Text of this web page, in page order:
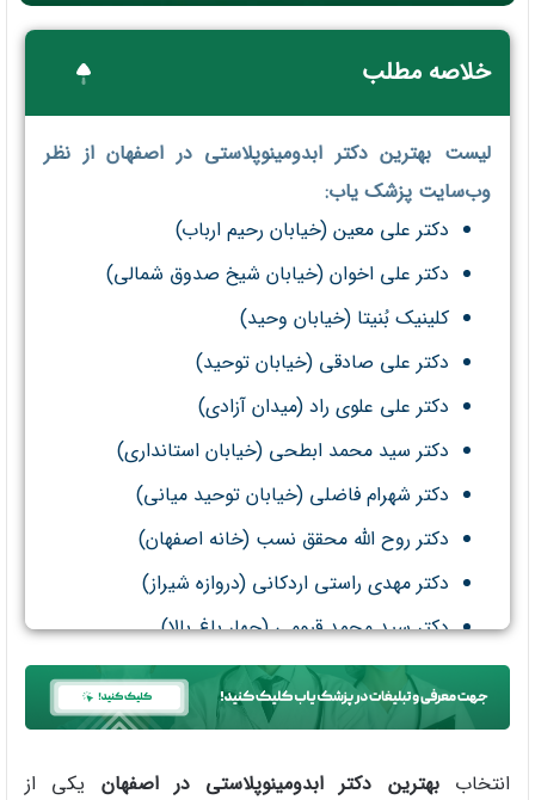
خلاصه مطلب
لیست بهترین دکتر ابدومینوپلاستی در اصفهان از نظر
وب‌سایت پزشک یاب:
دکتر علی معین (خیابان رحیم ارباب)
دکتر علی اخوان (خیابان شیخ صدوق شمالی)
کلینیک بُنیتا (خیابان وحید)
دکتر علی صادقی (خیابان توحید)
دکتر علی علوی راد (میدان آزادی)
دکتر سید محمد ابطحی (خیابان استانداری)
دکتر شهرام فاضلی (خیابان توحید میانی)
دکتر روح الله محقق نسب (خانه اصفهان)
دکتر مهدی راستی اردکانی (دروازه شیراز)
دکتر سید محمد قیومی (چهار باغ بالا)
انتخاببهترین دکتر ابدومینوپلاستی در اصفهان یکی از